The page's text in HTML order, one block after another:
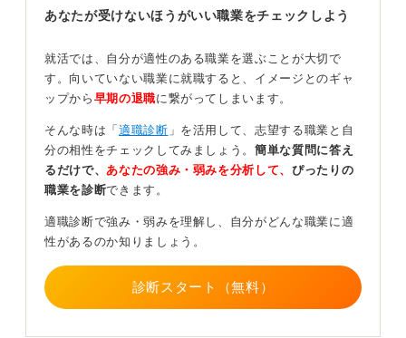
スカウトの内容確認が必要不可欠！
そのため、スカウトが来たら、まずご自身でその企業に
ついてよく調べて判断してみてください。
ります。
一方で、あなたの自己PRや経歴をしっかり読んだうえで
「あなたのこういう部分に魅力を感じました」と具体的
いずれにせよ、返事をする前に、その企業の所在地、事
業内容、規模などの実態は最低限調べておきましょう。
あなたが受けないほうがいい職業をチェックしよう
就活では、自分が適性のある職業を選ぶことが大切で
す。向いていない職業に就職すると、イメージとのギャ
ップから 早期の退職に繋がってしまいます。
そんな時は「 適職診断 」を活用して、志望する職業と自
分の相性をチェックしてみましょう。簡単な質問に答え
るだけで、 あなたの強み・弱みを分析して、 ぴったりの
職業を診断できます。
適職診断で強み・弱みを理解し、自分がどんな職業に適
性があるのか知りましょう。
診断スタート（無料）